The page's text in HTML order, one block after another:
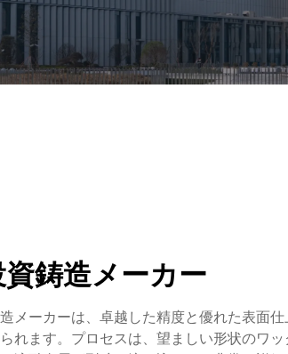
鋳造メーカー
メーカーは、卓越した精度と優れた表面
れます。プロセスは、望ましい形状のワ